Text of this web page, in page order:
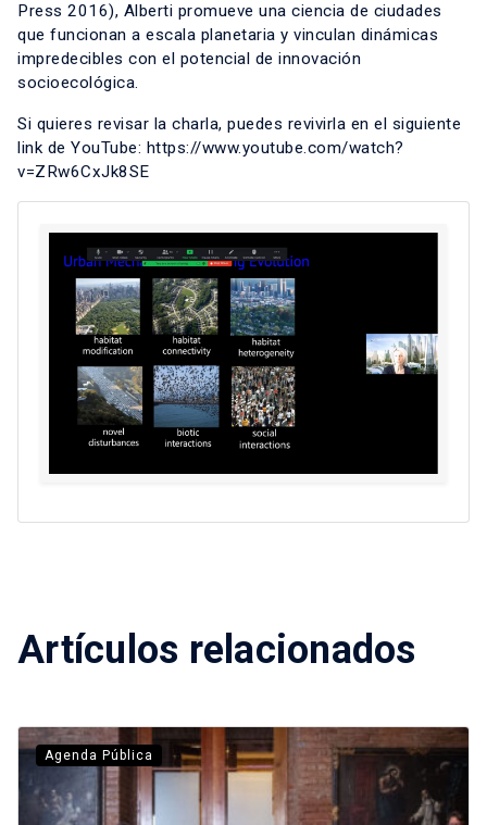
Press 2016), Alberti promueve una ciencia de ciudades
que funcionan a escala planetaria y vinculan dinámicas
impredecibles con el potencial de innovación
socioecológica.
Si quieres revisar la charla, puedes revivirla en el siguiente
link de YouTube: https://www.youtube.com/watch?
v=ZRw6CxJk8SE
Artículos relacionados
Agenda Pública